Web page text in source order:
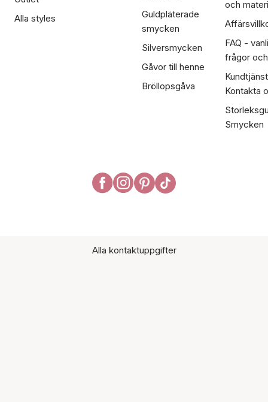
Alla styles
Guldpläterade
smycken
Silversmycken
Gåvor till henne
Bröllopsgåva
och
FAQ -
frågor
Kontakta
Smycken
Alla kontaktuppgifter